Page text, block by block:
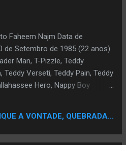
Faheem Najm Data de
de Setembro de 1985 (22 anos)
Man, T-Pizzle, Teddy
Teddy Verseti, Teddy Pain, Teddy
Hero, Nappy Boy
Cantor, rapper, produtor
Teclado, violão Período
A VONTADE, QUEBRADA...